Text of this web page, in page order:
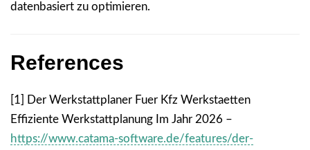
datenbasiert zu optimieren.
References
[1] Der Werkstattplaner Fuer Kfz Werkstaetten
Effiziente Werkstattplanung Im Jahr 2026 –
https://www.catama-software.de/features/der-